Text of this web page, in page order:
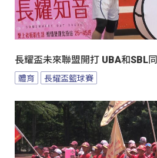
長耀盃未來聯盟開打 UBA和SBL
體育 長耀盃籃球賽